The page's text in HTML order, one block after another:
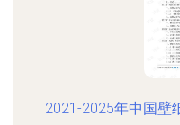
2021-2025年中国壁